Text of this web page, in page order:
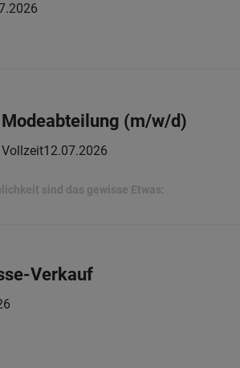
(m/w/d)
Vollzeit12.07.2026
sind das gewisse Etwas:
Verkauf